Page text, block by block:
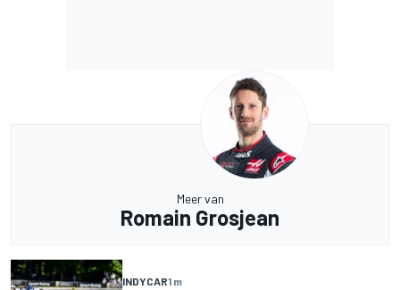
Meer van
Romain Grosjean
INDYCAR1 m